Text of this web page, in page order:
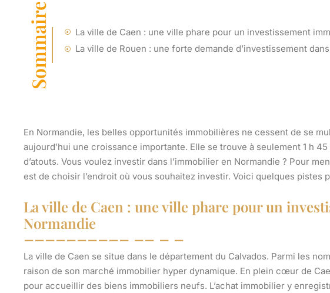
Sommaire
La ville de Caen : une ville phare pour un investissement
La ville de Rouen : une forte demande d’investissement
En Normandie, les belles opportunités immobilières ne cessent de se
aujourd’hui une croissance importante. Elle se trouve à seulement 1 h
d’atouts. Vous voulez investir dans l’immobilier en Normandie ? Pour
est de choisir l’endroit où vous souhaitez investir. Voici quelques pistes
La ville de Caen : une ville phare pour un
Normandie
La ville de Caen se situe dans le département du Calvados. Parmi les
raison de son marché immobilier hyper dynamique. En plein cœur de
pour accueillir des biens immobiliers neufs. L’achat immobilier y